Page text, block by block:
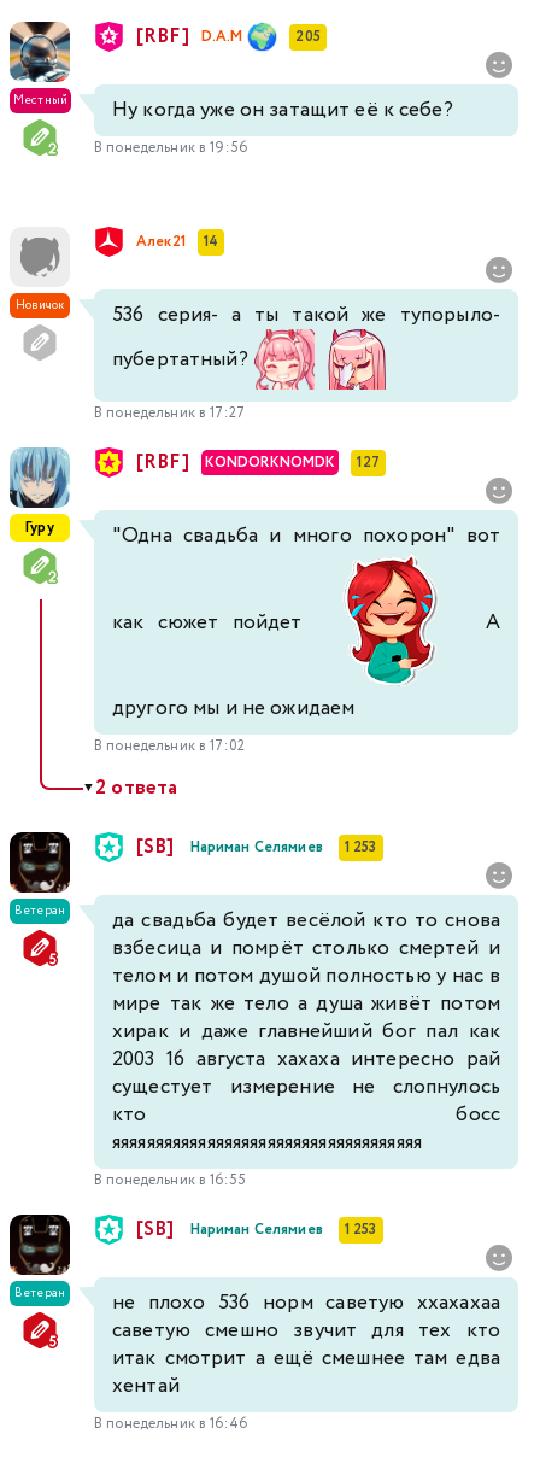
Местный
[RBF] D.A.M 205
Ну когда уже он затащит её к себе?
В понедельник в 19:56
Новичок
Алек21 14
536 серия- а ты такой же тупорыло-
пубертатный?
В понедельник в 17:27
Гуру
[RBF] KONDORKNOMDK 127
"Одна свадьба и много похорон" вот
как сюжет пойдет А
другого мы и не ожидаем
В понедельник в 17:02
▼2 ответа
Ветеран
[SB] Нариман Селямиев 1 253
да свадьба будет весёлой кто то снова
взбесица и помрёт столько смертей и
телом и потом душой полностью у нас в
мире так же тело а душа живёт потом
хирак и даже главнейший бог пал как
2003 16 августа хахаха интересно рай
сущестует измерение не слопнулось
кто босс
яяяяяяяяяяяяяяяяяяяяяяяяяяяяяяяяяяяя
В понедельник в 16:55
Ветеран
[SB] Нариман Селямиев 1 253
не плохо 536 норм саветую ххахахаа
саветую смешно звучит для тех кто
итак смотрит а ещё смешнее там едва
хентай
В понедельник в 16:46